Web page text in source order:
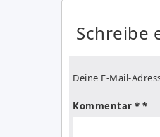
Schreibe
Deine E-Mail-
Kommentar *